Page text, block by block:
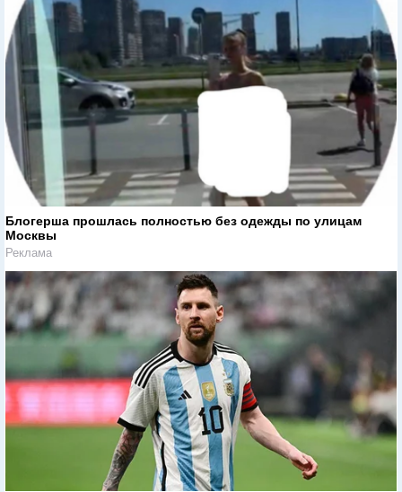
Блогерша прошлась полностью без одежды по улицам
Москвы
Реклама